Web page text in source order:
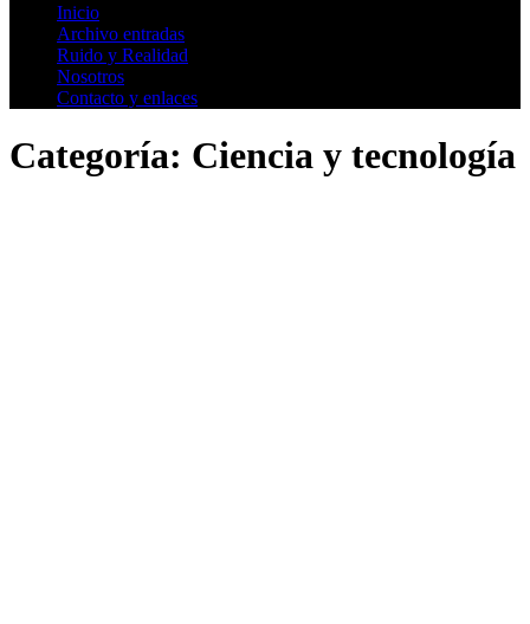
Inicio
Archivo entradas
Ruido y Realidad
Nosotros
Contacto y enlaces
Categoría: Ciencia y tecnología